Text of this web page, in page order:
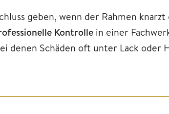
geben, wenn der Rahmen
Kontrolle in einer
denen Schäden oft unter Lack oder